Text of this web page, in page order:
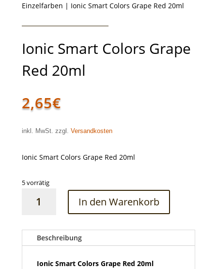
Einzelfarben | Ionic Smart Colors Grape Red 20ml
Ionic Smart Colors Grape
Red 20ml
2,65€
inkl. MwSt. zzgl. Versandkosten
Ionic Smart Colors Grape Red 20ml
5 vorrätig
Smart
Menge
In den Warenkorb
Beschreibung
Ionic Smart Colors Grape Red 20ml